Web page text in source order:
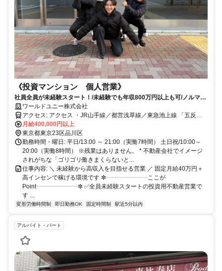
《投資マンション 個人営業》
社員全員が未経験スタート！/未経験でも年収800万円以上も可/ノルマな
し/未経験無資格歓迎/完全週休二日/特別休暇など充実/各種手当充実/不動
産業界未経験でもぜひ/インセンティブ/歩合あり/固定額+インセンティブ
で高収入可
ワールドユニー株式会社
アクセス: アクセス ・JR山手線／都営浅草線／東急池上線 「五反田
月給400,000円以上
東京都東京23区品川区
勤務時間・曜日: 平日/13:00 ～ 21:00（実働7時間） 土日祝/10:00～
20:00（実働8時間） ※残業はありません。 * 不動産会社でイメージ
されがちな「ゴリゴリ働きまくらないと...
仕事内容: ＼ 未経験から高収入を目指せる営業 ／ 固定月給40万円＋
高インセンで稼げる環境です ✼┈┈┈┈┈┈┈ここが
Point┈┈┈┈┈┈┈✼ ✅全員未経験スタートの投資用不動産営業で
す ...
変形労働時間制 即日勤務OK 固定時間制 駅近5分以内
アルバイト・パート